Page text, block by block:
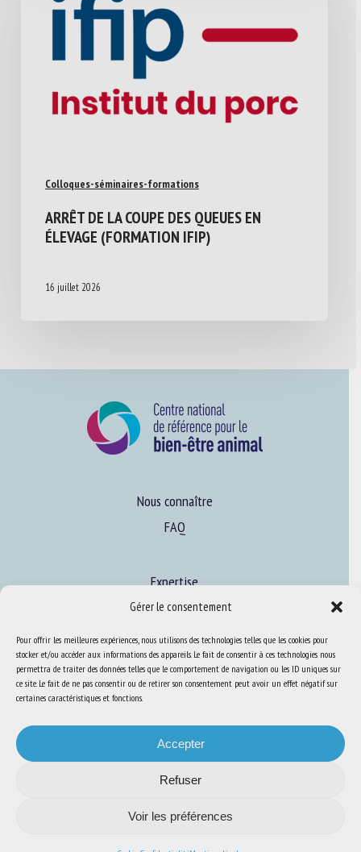
Gérer le consentement
Pour offrir les meilleures expériences, nous utilisons des technologies telles que les cookies pour
stocker et/ou accéder aux informations des appareils. Le fait de consentir à ces technologies nous
permettra de traiter des données telles que le comportement de navigation ou les ID uniques sur
ce site. Le fait de ne pas consentir ou de retirer son consentement peut avoir un effet négatif sur
certaines caractéristiques et fonctions.
Accepter
Refuser
Voir les préférences
Colloques-séminaires-formations
ARRÊT DE LA COUPE DES QUEUES EN
ÉLEVAGE (FORMATION IFIP)
16 juillet 2026
Nous connaître
FAQ
Expertise
S’informer sur le BEA
Se former au BEA
Mentions Légales-Confidentialité-Cookies